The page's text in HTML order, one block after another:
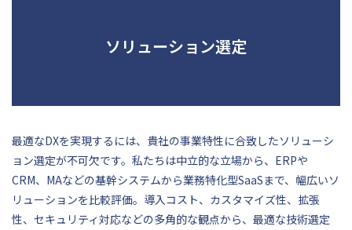
ソリューション選定
最適なDXを実現するには、貴社の事業特性に合致したソリューシ
ョン選定が不可欠です。私たちは中立的な立場から、ERPや
CRM、MAなどの基幹システムから業務特化型SaaSまで、幅広いソ
リューションを比較評価。導入コスト、カスタマイズ性、拡張
性、セキュリティ対応などの多角的な観点から、最適な技術選定